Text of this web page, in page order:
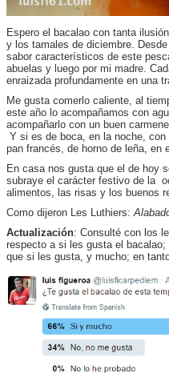
Espero el bacalao con tanta
y los tamales de diciembre.
sabor característicos de este
abuelas y luego por mi madre.
enraizada profundamente en una
Me gusta comerlo caliente, al
este año lo acompañamos con
acompañarlo con un buen
Y si es de boca, en la noche,
pan francés, de horno de leña, en
En casa nos gusta que el de hoy
subraye el carácter festivo de la
alimentos, las risas y los buenos
Como dijeron Les Luthiers:
Actualización: Consulté con los
respecto a si les gusta el
que si les gusta, y mucho; en